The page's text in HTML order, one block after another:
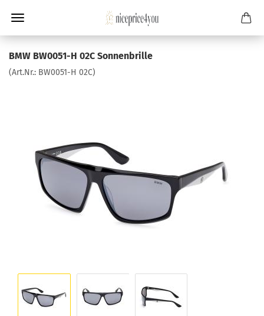
BMW BW0051-H 02C Sonnenbrille
(Art.Nr.: BW0051-H 02C)